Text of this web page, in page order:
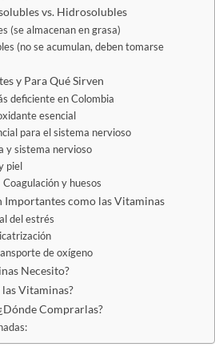
vs. Hidrosolubles
(se almacenan en grasa)
(no se acumulan, deben tomarse
y Para Qué Sirven
deficiente en Colombia
esencial
para el sistema nervioso
y sistema nervioso
piel
y huesos
Importantes como las Vitaminas
del estrés
de oxígeno
Necesito?
Vitaminas?
Comprarlas?